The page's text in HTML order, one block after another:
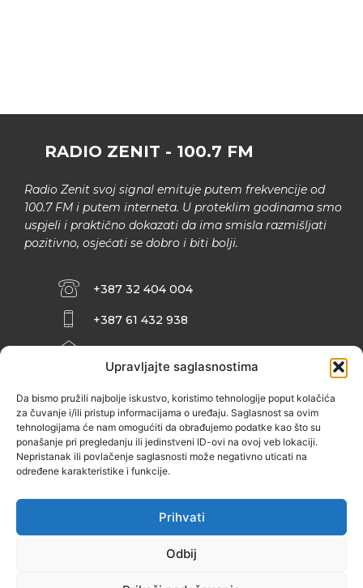
Upravljajte saglasnostima
Da bismo pružili najbolje iskustvo, koristimo tehnologije poput kolačića
za čuvanje i/ili pristup informacijama o uređaju. Saglasnost sa ovim
tehnologijama će nam omogućiti da obrađujemo podatke kao što su
ponašanje pri pregledanju ili jedinstveni ID-ovi na ovoj veb lokaciji.
Nepristanak ili povlačenje saglasnosti može negativno uticati na
određene karakteristike i funkcije.
Prihvati
Odbij
RADIO ZENIT - 100.7 FM
Radio Zenit svoj signal emituje putem frekvencije od
100.7 FM i putem interneta. U proteklim godinama smo
uspjeli i praktično dokazati da ima smisla razmišljati
pozitivno, osjećati se dobro i biti bolji.
+387 32 404 004
+387 61 432 938
INFO@ZENIT.BA
ZENIČANKA, 3. SPRAT), 72000 ZENICA